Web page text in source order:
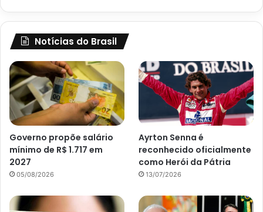
Notícias do Brasil
Governo propõe salário
mínimo de R$ 1.717 em
2027
05/08/2026
Ayrton Senna é
reconhecido oficialmente
como Herói da Pátria
13/07/2026